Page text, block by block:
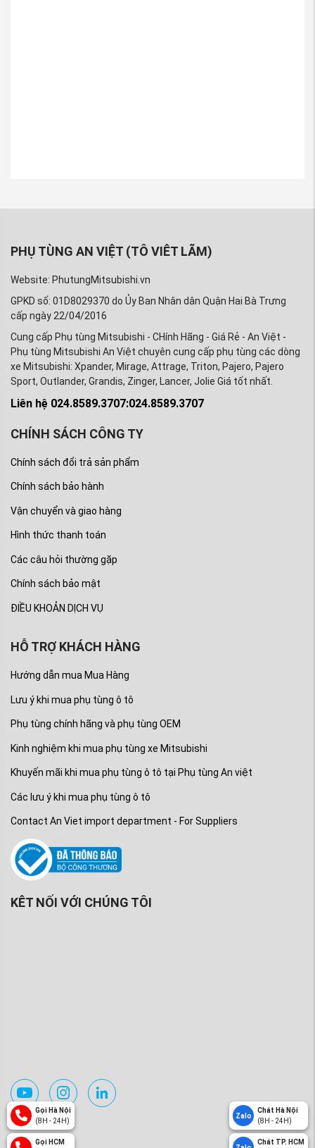
PHỤ TÙNG AN VIỆT (TÔ VIÊT LÃM)
Website: PhutungMitsubishi.vn
GPKD số: 01D8029370 do Ủy Ban Nhân dân Quận Hai Bà Trưng
cấp ngày 22/04/2016
Cung cấp Phụ tùng Mitsubishi - CHính Hãng - Giá Rẻ - An Việt -
Phụ tùng Mitsubishi An Việt chuyên cung cấp phụ tùng các dòng
xe Mitsubishi: Xpander, Mirage, Attrage, Triton, Pajero, Pajero
Sport, Outlander, Grandis, Zinger, Lancer, Jolie Giá tốt nhất.
Liên hệ 024.8589.3707:024.8589.3707
CHÍNH SÁCH CÔNG TY
Chính sách đổi trả sản phẩm
Chính sách bảo hành
Vận chuyển và giao hàng
Hình thức thanh toán
Các câu hỏi thường gặp
Chính sách bảo mật
ĐIỀU KHOẢN DỊCH VỤ
HỖ TRỢ KHÁCH HÀNG
Hướng dẫn mua Mua Hàng
Lưu ý khi mua phụ tùng ô tô
Phụ tùng chính hãng và phụ tùng OEM
Kinh nghiệm khi mua phụ tùng xe Mitsubishi
Khuyến mãi khi mua phụ tùng ô tô tại Phụ tùng An việt
Các lưu ý khi mua phụ tùng ô tô
Contact An Viet import department - For Suppliers
KÊT NỐI VỚI CHÚNG TÔI
Gọi Hà Nội
(8H - 24H)
Gọi HCM
Zalo
Chát Hà Nội
(8H - 24H)
Chát TP. HCM